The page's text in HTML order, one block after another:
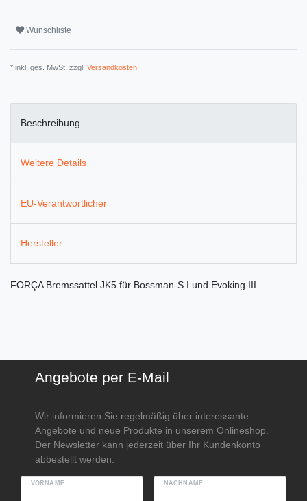
Wunschliste
* inkl. ges. MwSt. zzgl. Versandkosten
Beschreibung
Weitere Details
EU-Verantwortlicher
Hersteller
FORÇA Bremssattel JK5 für Bossman-S I und Evoking III
Angebote per E-Mail
Wir informieren Sie regelmäßig über interessante
Angebote und neue Produkte in unserem Onlineshop.
Der Newsletter kann jederzeit über Ihr Kundenkonto
abbestellt werden.
VORNAME NACHNAME